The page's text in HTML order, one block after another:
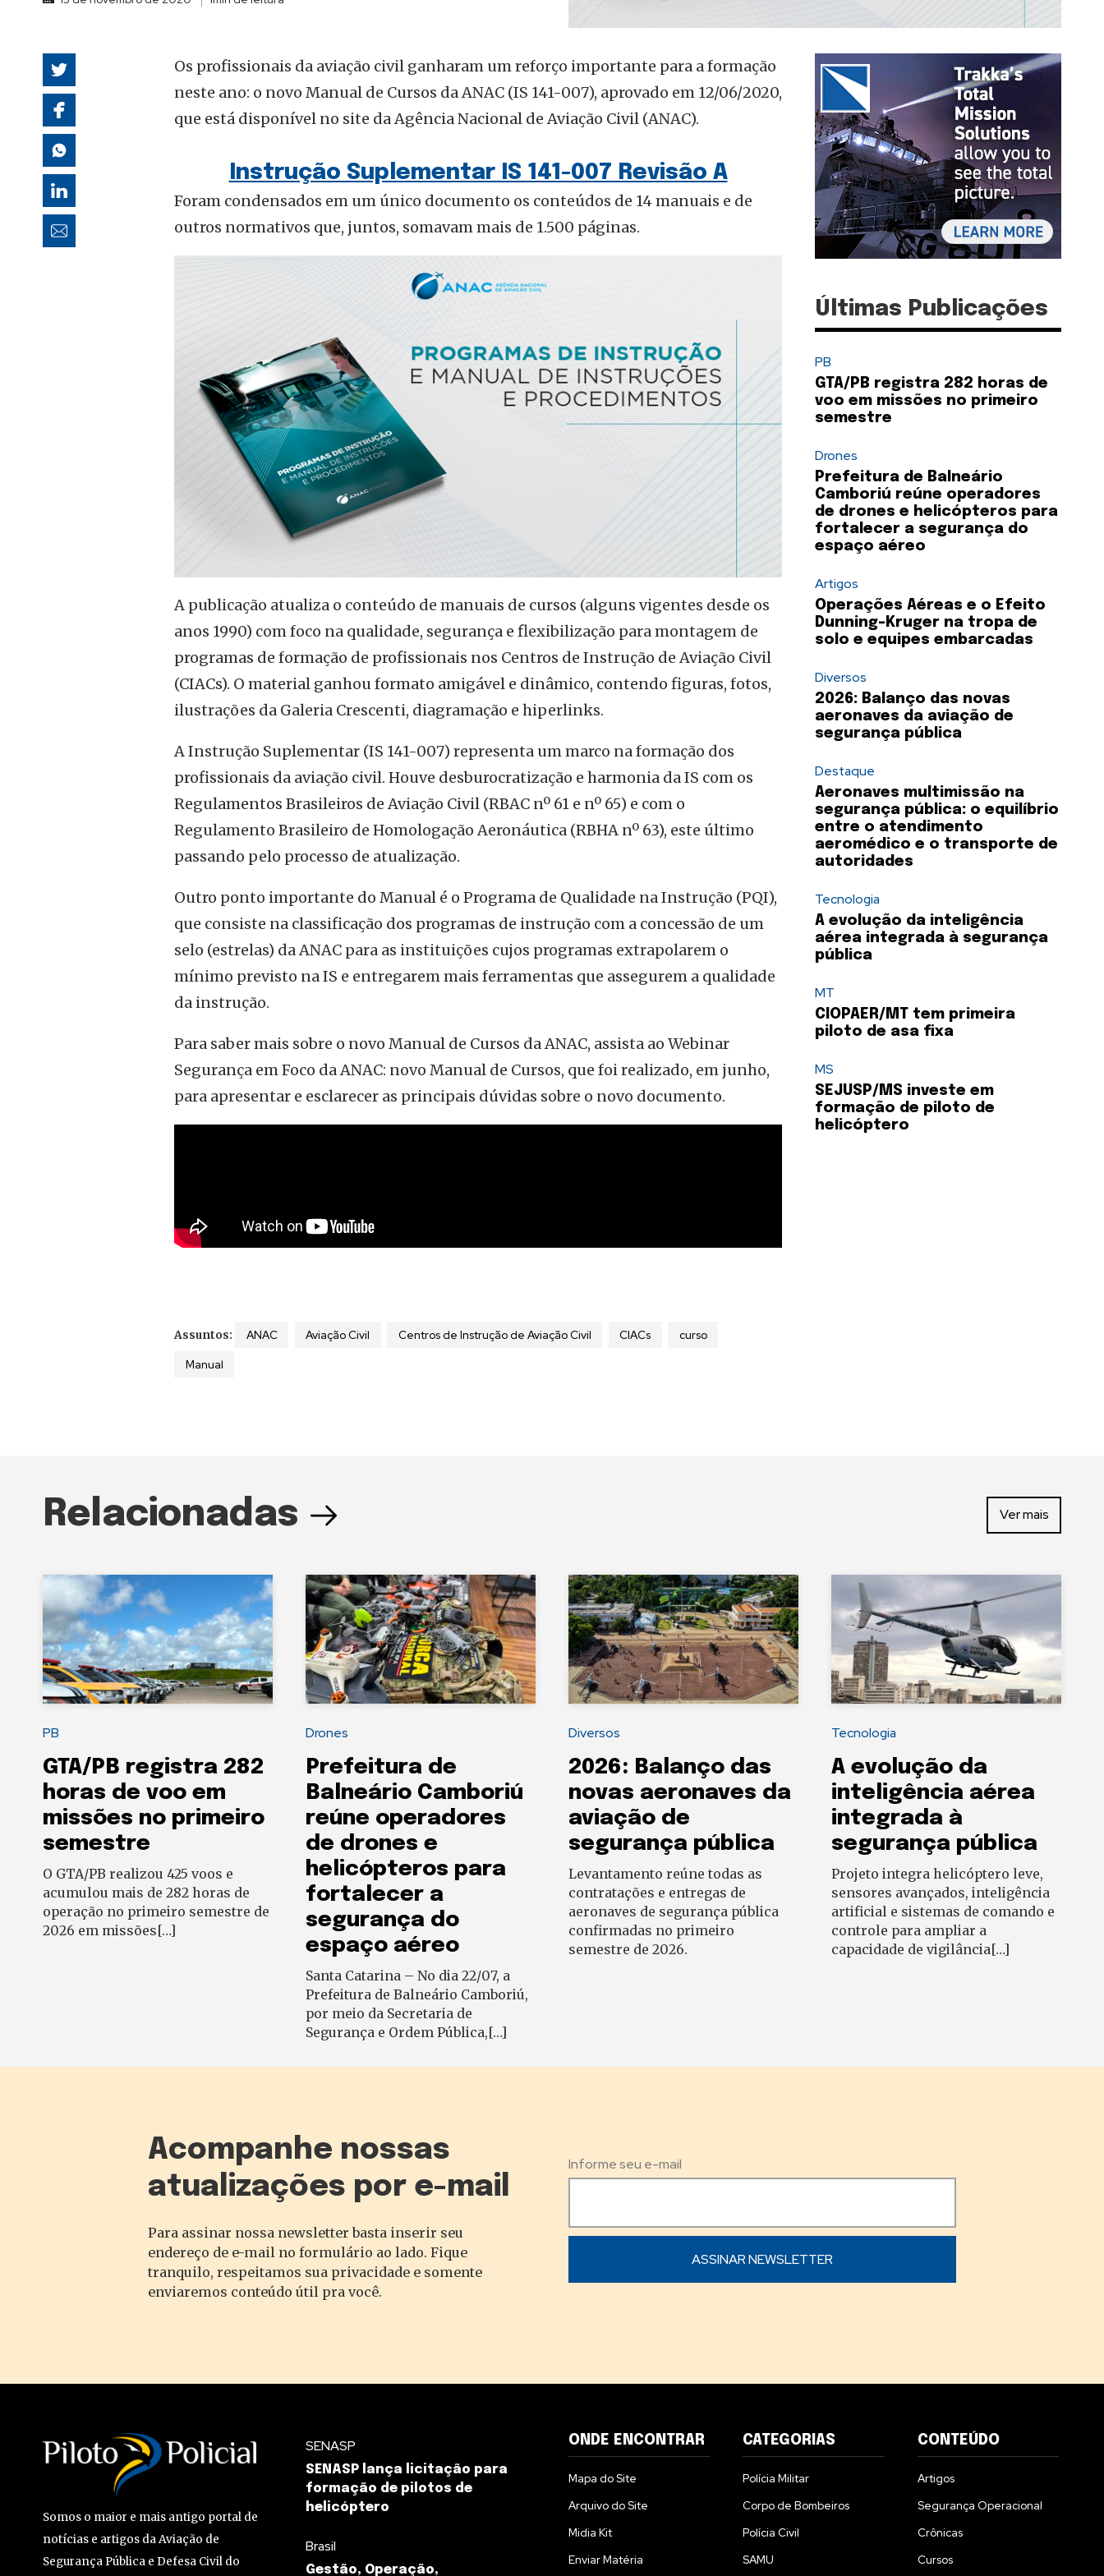
Os profissionais da aviação civil ganharam um reforço importante para a formação
neste ano: o novo Manual de Cursos da ANAC (IS 141-007), aprovado em 12/06/2020,
que está disponível no site da Agência Nacional de Aviação Civil (ANAC).
Instrução Suplementar IS 141-007 Revisão A
Foram condensados em um único documento os conteúdos de 14 manuais e de
outros normativos que, juntos, somavam mais de 1.500 páginas.
A publicação atualiza o conteúdo de manuais de cursos (alguns vigentes desde os
anos 1990) com foco na qualidade, segurança e flexibilização para montagem de
programas de formação de profissionais nos Centros de Instrução de Aviação Civil
(CIACs). O material ganhou formato amigável e dinâmico, contendo figuras, fotos,
ilustrações da Galeria Crescenti, diagramação e hiperlinks.
A Instrução Suplementar (IS 141-007) representa um marco na formação dos
profissionais da aviação civil. Houve desburocratização e harmonia da IS com os
Regulamentos Brasileiros de Aviação Civil (RBAC nº 61 e nº 65) e com o
Regulamento Brasileiro de Homologação Aeronáutica (RBHA nº 63), este último
passando pelo processo de atualização.
Outro ponto importante do Manual é o Programa de Qualidade na Instrução (PQI),
que consiste na classificação dos programas de instrução com a concessão de um
selo (estrelas) da ANAC para as instituições cujos programas extrapolarem o
mínimo previsto na IS e entregarem mais ferramentas que assegurem a qualidade
da instrução.
Para saber mais sobre o novo Manual de Cursos da ANAC, assista ao Webinar
Segurança em Foco da ANAC: novo Manual de Cursos, que foi realizado, em junho,
para apresentar e esclarecer as principais dúvidas sobre o novo documento.
Assuntos: ANAC Aviação Civil Centros de Instrução de Aviação Civil CIACs curso
Manual
Últimas Publicações
PB
GTA/PB registra 282 horas de
voo em missões no primeiro
semestre
Drones
Prefeitura de Balneário
Camboriú reúne operadores
de drones e helicópteros para
fortalecer a segurança do
espaço aéreo
Artigos
Operações Aéreas e o Efeito
Dunning-Kruger na tropa de
solo e equipes embarcadas
Diversos
2026: Balanço das novas
aeronaves da aviação de
segurança pública
Destaque
Aeronaves multimissão na
segurança pública: o equilíbrio
entre o atendimento
aeromédico e o transporte de
autoridades
Tecnologia
A evolução da inteligência
aérea integrada à segurança
pública
MT
CIOPAER/MT tem primeira
piloto de asa fixa
MS
SEJUSP/MS investe em
formação de piloto de
helicóptero
Relacionadas Ver mais
PB
GTA/PB registra 282
horas de voo em
missões no primeiro
semestre
O GTA/PB realizou 425 voos e
acumulou mais de 282 horas de
operação no primeiro semestre de
2026 em missões[…]
Drones
Prefeitura de
Balneário Camboriú
reúne operadores
de drones e
helicópteros para
fortalecer a
segurança do
espaço aéreo
Santa Catarina – No dia 22/07, a
Prefeitura de Balneário Camboriú,
por meio da Secretaria de
Segurança e Ordem Pública,[…]
Diversos
2026: Balanço das
novas aeronaves da
aviação de
segurança pública
Levantamento reúne todas as
contratações e entregas de
aeronaves de segurança pública
confirmadas no primeiro
semestre de 2026.
Tecnologia
A evolução da
inteligência aérea
integrada à
segurança pública
Projeto integra helicóptero leve,
sensores avançados, inteligência
artificial e sistemas de comando e
controle para ampliar a
capacidade de vigilância[…]
Acompanhe nossas
atualizações por e-mail
Para assinar nossa newsletter basta inserir seu
endereço de e-mail no formulário ao lado. Fique
tranquilo, respeitamos sua privacidade e somente
enviaremos conteúdo útil pra você.
Informe seu e-mail
Somos o maior e mais antigo portal de
notícias e artigos da Aviação de
Segurança Pública e Defesa Civil do
SENASP
SENASP lança licitação para
formação de pilotos de
helicóptero
Brasil
Gestão, Operação,
ONDE ENCONTRAR
Mapa do Site
Arquivo do Site
Midia Kit
Enviar Matéria
CATEGORIAS
Polícia Militar
Corpo de Bombeiros
Polícia Civil
SAMU
CONTEÚDO
Artigos
Segurança Operacional
Crônicas
Cursos